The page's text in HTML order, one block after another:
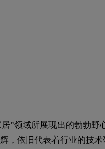
”领域所展现出的勃勃野
，依旧代表着行业的技术